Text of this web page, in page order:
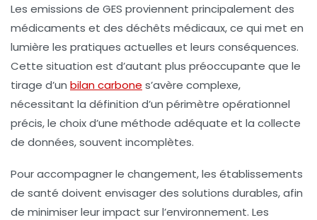
Les emissions de GES proviennent principalement des
médicaments et des déchêts médicaux, ce qui met en
lumière les pratiques actuelles et leurs conséquences.
Cette situation est d’autant plus préoccupante que le
tirage d’un bilan carbone s’avère complexe,
nécessitant la définition d’un périmètre opérationnel
précis, le choix d’une méthode adéquate et la collecte
de données, souvent incomplètes.
Pour accompagner le changement, les établissements
de santé doivent envisager des solutions durables, afin
de minimiser leur impact sur l’environnement. Les